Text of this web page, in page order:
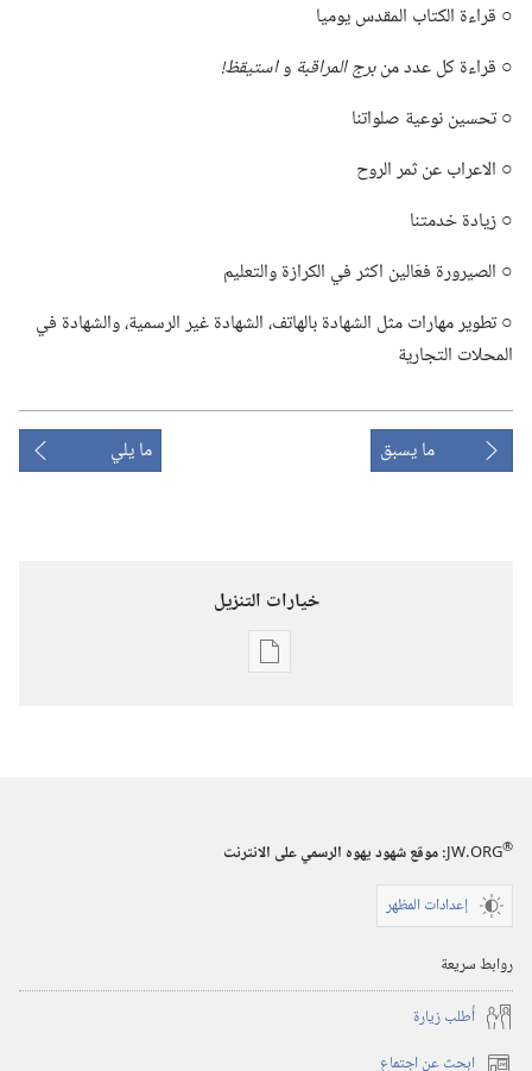
○ قراءة الكتاب المقدس يوميا
○ قراءة كل عدد منبرج المراقبة واستيقظ!‏
○ تحسين نوعية صلواتنا
○ الاعراب عن ثمر الروح
○ زيادة خدمتنا
○ الصيرورة فعّالين اكثر في الكرازة والتعليم
○ تطوير مهارات مثل الشهادة بالهاتف،‏ الشهادة غير الرسمية،‏ والشهادة في
المحلات التجارية
ما يسبق ما يلي
خيارات التنزيل
خيارات
الدراسية)‏
JW.ORG®
:‏ موقع شهود يهوه الرسمي على الانترنت
إعدادات المظهر
روابط سريعة
أُطلب زيارة
ابحث عن اجتماع